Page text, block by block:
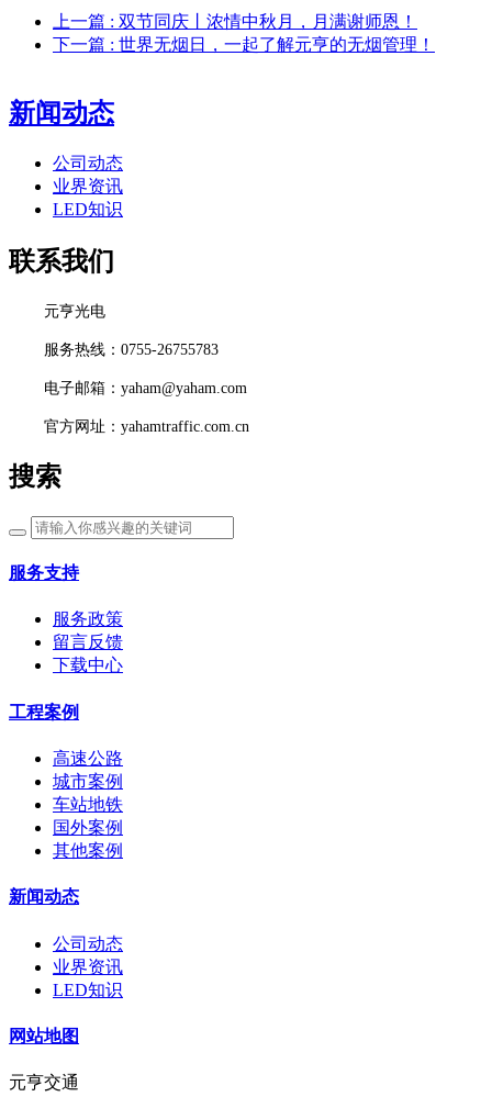
上一篇 : 双节同庆丨浓情中秋月，月满谢师恩！
下一篇 : 世界无烟日，一起了解元亨的无烟管理！
新闻动态
公司动态
业界资讯
LED知识
联系我们
元亨光电
服务热线：0755-26755783
电子邮箱：yaham@yaham.com
官方网址：yahamtraffic.com.cn
搜索
服务支持
服务政策
留言反馈
下载中心
工程案例
高速公路
城市案例
车站地铁
国外案例
其他案例
新闻动态
公司动态
业界资讯
LED知识
网站地图
元亨交通